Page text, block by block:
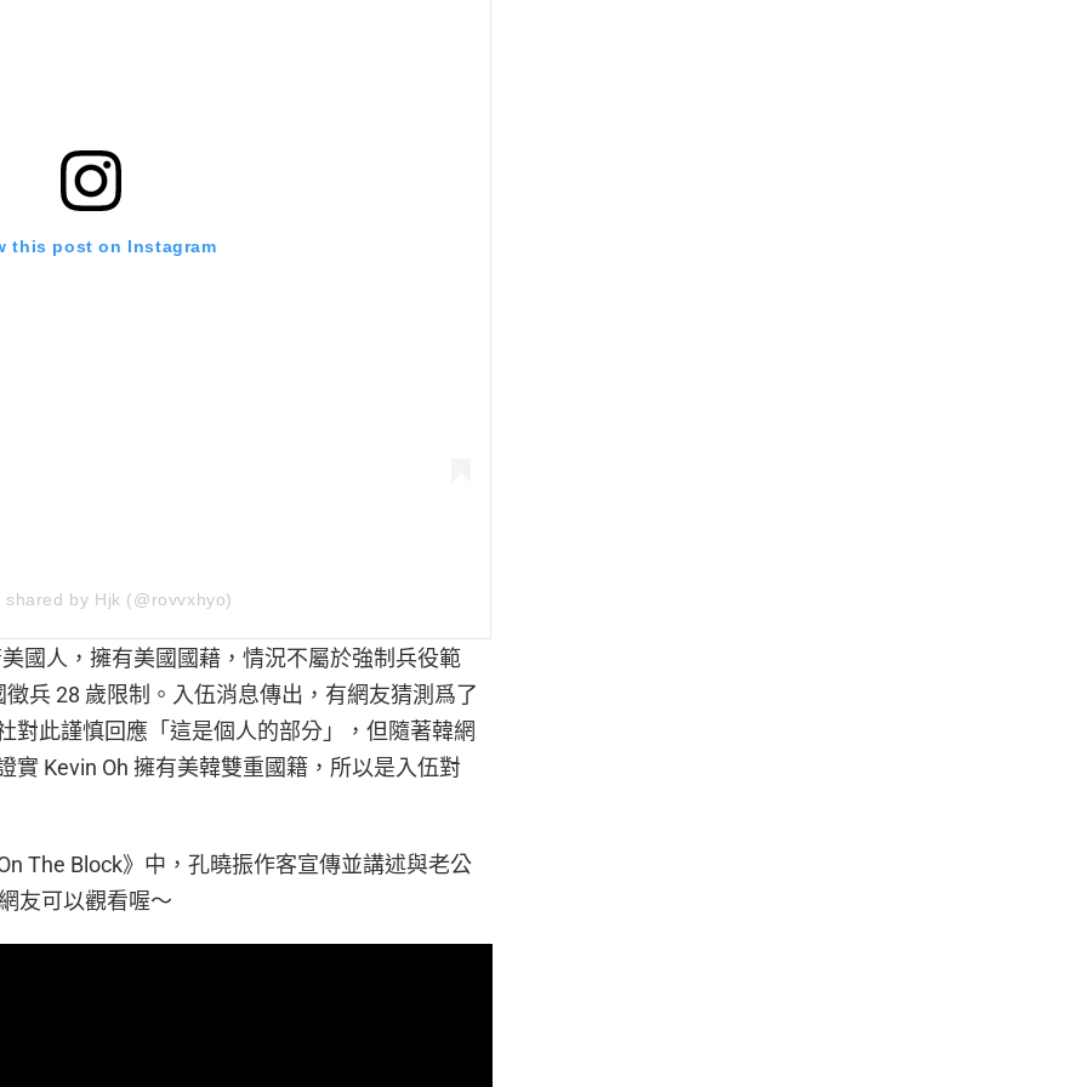
this post on Instagram
shared by Hjk (@rovvxhyo)
國人，擁有美國國藉，情況不屬於強制兵役範
兵 28 歲限制。入伍消息傳出，有網友猜測爲了
對此謹慎回應「這是個人的部分」，但隨著韓網
實 Kevin Oh 擁有美韓雙重國籍，所以是入伍對
The Block》中，孔曉振作客宣傳並講述與老公
友可以觀看喔～